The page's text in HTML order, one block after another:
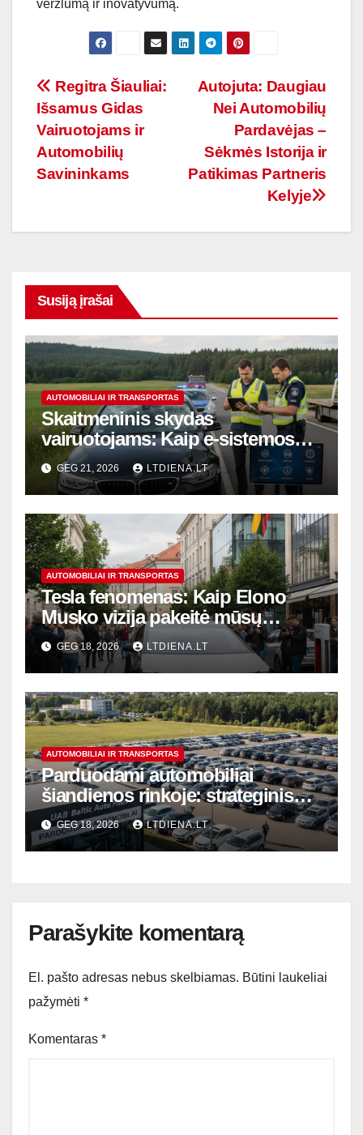
veržlumą ir inovatyvumą.
Navigacija
tarp
įrašų
Autojuta: Daugiau
Nei Automobilių
Pardavėjas –
Sėkmės Istorija ir
Patikimas Partneris
Kelyje
Regitra Šiauliai:
Išsamus Gidas
Vairuotojams ir
Automobilių
Savininkams
Susiją įrašai
AUTOMOBILIAI IR TRANSPORTAS
Skaitmeninis skydas
vairuotojams: Kaip e-sistemos
keičia avarijų valdymą ir
automobilių istorijos patikrą
GEG 21, 2026 LTDIENA.LT
AUTOMOBILIAI IR TRANSPORTAS
Tesla fenomenas: Kaip Elono
Musko vizija pakeitė mūsų
suvokimą apie vairavimą ir
ateities energetiką
GEG 18, 2026 LTDIENA.LT
AUTOMOBILIAI IR TRANSPORTAS
Parduodami automobiliai
šiandienos rinkoje: strateginis
planas ieškantiems kokybės ir
geros kainos
GEG 18, 2026 LTDIENA.LT
Parašykite komentarą
El. pašto adresas nebus skelbiamas. Būtini laukeliai
pažymėti *
Komentaras *